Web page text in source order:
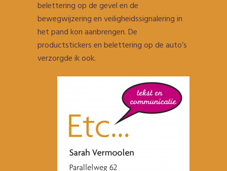
belettering op de gevel en de
bewegwijzering en veiligheidssignalering in
het pand kon aanbrengen. De
productstickers en belettering op de auto’s
verzorgde ik ook.